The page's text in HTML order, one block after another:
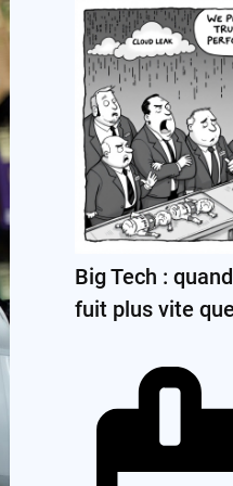
Big Tech :
fuit plus vite